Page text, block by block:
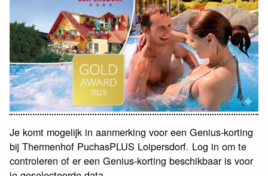
Je komt mogelijk in aanmerking voor een Genius-korting
bij Thermenhof PuchasPLUS Loipersdorf. Log in om te
controleren of er een Genius-korting beschikbaar is voor